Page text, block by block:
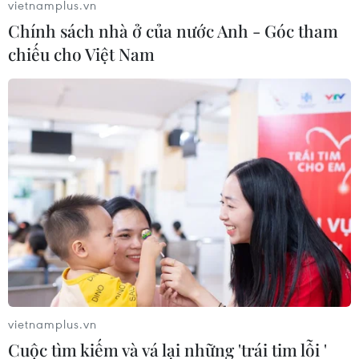
06/08/2026 05:10
Hà Tĩnh cảnh báo nguy cơ
sạt lở trên nhiều tuyến
giao thông trước mùa mưa
bão
06/08/2026 04:34
Đồng Nai cảnh báo người
dân không ném vật thể vào
phương tiện trên cao tốc
06/08/2026 04:24
vietnamplus.vn
Chính sách nhà ở của nước Anh - Góc tham
chiếu cho Việt Nam
vietnamplus.vn
Cuộc tìm kiếm và vá lại những 'trái tim lỗi '